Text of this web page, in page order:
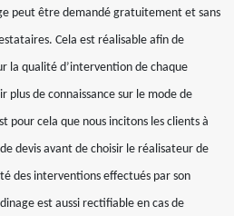
peut être demandé gratuitement et sans
Cela est réalisable afin de
la qualité d’intervention de chaque
plus de connaissance sur le mode de
pour cela que nous incitons les clients à
devis avant de choisir le réalisateur de
des interventions effectués par son
est aussi rectifiable en cas de